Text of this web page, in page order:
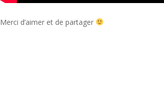
Merci d’aimer et de partager